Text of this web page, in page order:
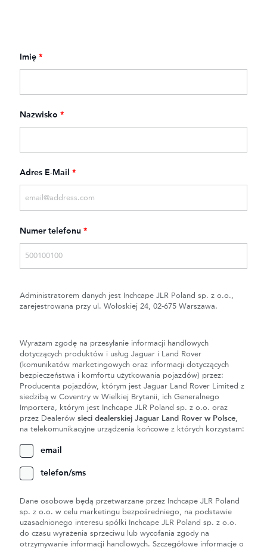
Imię *
Nazwisko *
Adres E-Mail *
Numer telefonu *
Administratorem danych jest Inchcape JLR Poland sp. z o.o.,
zarejestrowana przy ul. Wołoskiej 24, 02-675 Warszawa.
Wyrażam zgodę na przesyłanie informacji handlowych
dotyczących produktów i usług Jaguar i Land Rover
(komunikatów marketingowych oraz informacji dotyczących
bezpieczeństwa i komfortu użytkowania pojazdów) przez:
Producenta pojazdów, którym jest Jaguar Land Rover Limited z
siedzibą w Coventry w Wielkiej Brytanii, ich Generalnego
Importera, którym jest Inchcape JLR Poland sp. z o.o. oraz
przez Dealerów sieci dealerskiej Jaguar Land Rover w Polsce,
na telekomunikacyjne urządzenia końcowe z których korzystam:
email
telefon/sms
Dane osobowe będą przetwarzane przez Inchcape JLR Poland
sp. z o.o. w celu marketingu bezpośredniego, na podstawie
uzasadnionego interesu spółki Inchcape JLR Poland sp. z o.o.
do czasu wyrażenia sprzeciwu lub wycofania zgody na
otrzymywanie informacji handlowych. Szczegółowe informacje o